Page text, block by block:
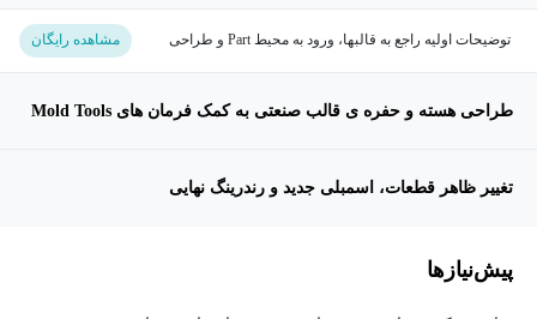
توضیحات اولیه راجع به قالبها، ورود به محیط Part و طراحی
مشاهده رایگان
طراحی هسته و حفره ی قالب صنعتی به کمک فرمان های Mold Tools
تغییر ظاهر قطعات، اسمبلی جدید و رندرینگ نهایی
پیش‌نیاز‌ها